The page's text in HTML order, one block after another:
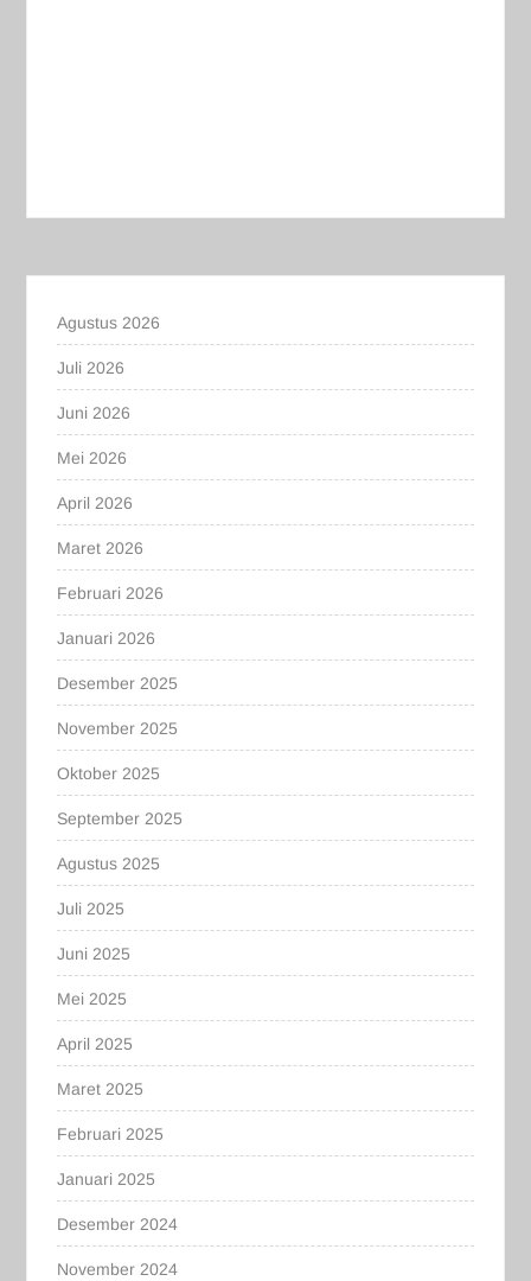
Agustus 2026
Juli 2026
Juni 2026
Mei 2026
April 2026
Maret 2026
Februari 2026
Januari 2026
Desember 2025
November 2025
Oktober 2025
September 2025
Agustus 2025
Juli 2025
Juni 2025
Mei 2025
April 2025
Maret 2025
Februari 2025
Januari 2025
Desember 2024
November 2024